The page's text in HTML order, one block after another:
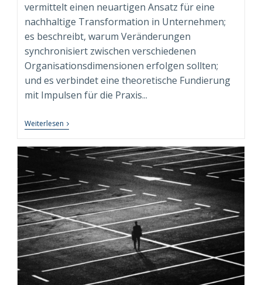
vermittelt einen neuartigen Ansatz für eine
nachhaltige Transformation in Unternehmen;
es beschreibt, warum Veränderungen
synchronisiert zwischen verschiedenen
Organisationsdimensionen erfolgen sollten;
und es verbindet eine theoretische Fundierung
mit Impulsen für die Praxis...
Weiterlesen Fachbuch
“Syndimensionale
Zur
Nachhaltigen
Transformation”
Beim
Springer
Gabler
Verlag
Erschienen!